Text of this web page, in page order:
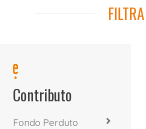
FILTRA
Contributo
Fondo Perduto